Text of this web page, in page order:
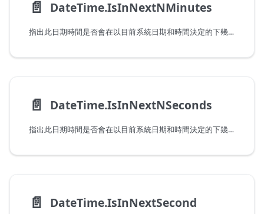
📄️ DateTime.IsInNextNMinutes
指出此日期時間是否會在以目前系統日期和時間決定的下幾分鐘發生。請注意，傳遞會在目前分鐘發生的值時，此函式會傳回 false。
📄️ DateTime.IsInNextNSeconds
指出此日期時間是否會在以目前系統日期和時間決定的下幾秒發生。請注意，傳遞會在目前秒發生的值時，此函式會傳回 false。
📄️ DateTime.IsInNextSecond